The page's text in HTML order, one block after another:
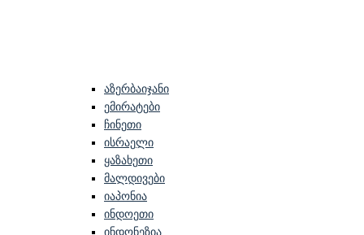
აზერბაიჯანი
ემირატები
ჩინეთი
ისრაელი
ყაზახეთი
მალდივები
იაპონია
ინდოეთი
ინდონეზია